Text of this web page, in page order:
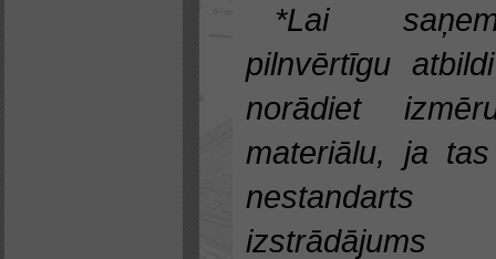
*Lai
pilnvērtīgu
norādiet
materiālu, ja
nestandarts